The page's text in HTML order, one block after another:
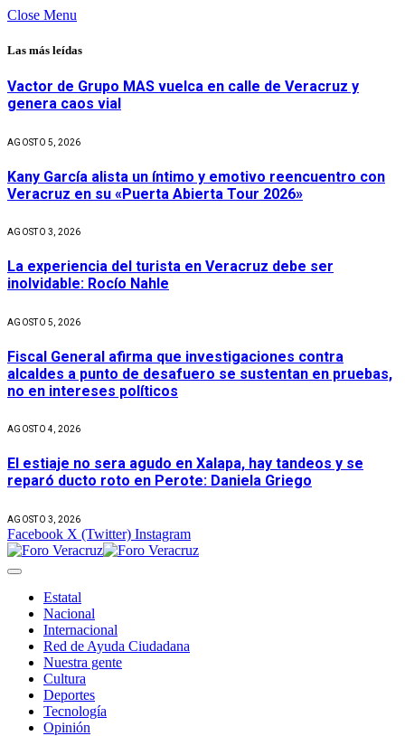
Close Menu
Las más leídas
Vactor de Grupo MAS vuelca en calle de Veracruz y
genera caos vial
AGOSTO 5, 2026
Kany García alista un íntimo y emotivo reencuentro con
Veracruz en su «Puerta Abierta Tour 2026»
AGOSTO 3, 2026
La experiencia del turista en Veracruz debe ser
inolvidable: Rocío Nahle
AGOSTO 5, 2026
Fiscal General afirma que investigaciones contra
alcaldes a punto de desafuero se sustentan en pruebas,
no en intereses políticos
AGOSTO 4, 2026
El estiaje no sera agudo en Xalapa, hay tandeos y se
reparó ducto roto en Perote: Daniela Griego
AGOSTO 3, 2026
Facebook X (Twitter) Instagram
Estatal
Nacional
Internacional
Red de Ayuda Ciudadana
Nuestra gente
Cultura
Deportes
Tecnología
Opinión